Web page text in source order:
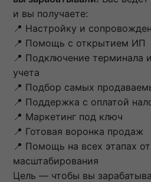
и вы получаете:
📍 Настройку и
📍 Помощь с открытием ИП
📍 Подключение терминала
учета
📍 Подбор самых
📍 Поддержка с оплатой
📍 Маркетинг под ключ
📍 Готовая воронка продаж
📍 Помощь на всех этапах
масштабирования
Цель — чтобы вы